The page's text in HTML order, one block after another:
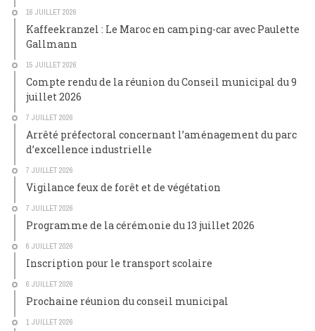
16 JUILLET 2026
Kaffeekranzel : Le Maroc en camping-car avec Paulette
Gallmann
15 JUILLET 2026
Compte rendu de la réunion du Conseil municipal du 9
juillet 2026
7 JUILLET 2026
Arrêté préfectoral concernant l’aménagement du parc
d’excellence industrielle
7 JUILLET 2026
Vigilance feux de forêt et de végétation
7 JUILLET 2026
Programme de la cérémonie du 13 juillet 2026
6 JUILLET 2026
Inscription pour le transport scolaire
6 JUILLET 2026
Prochaine réunion du conseil municipal
1 JUILLET 2026